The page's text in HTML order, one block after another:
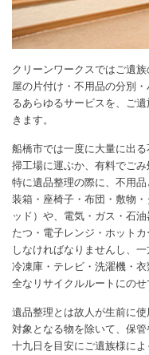
クリーンワークスではご遺
屋の片付け・不用品の分別
るあらゆるサービスを、ご
きます。
船橋市では一度に大量に出
掃工場に運ぶか、有料でご
特に遺品整理の際に、不用
装箱・座椅子・布団・敷物
ッド）や、電気・ガス・石
たつ・電子レンジ・ホット
しなければなりませんし、
冷凍庫・テレビ・洗濯機・
全なリサイクルルートにのせ
遺品整理とは故人が生前に
対象となる物を除いて、保
十九日を目安にご遺族様に